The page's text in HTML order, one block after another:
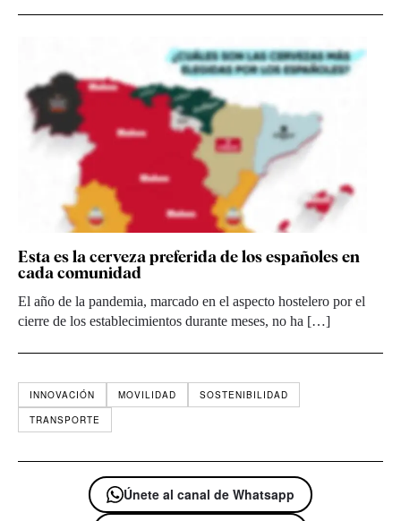
Esta es la cerveza preferida de los españoles en
cada comunidad
El año de la pandemia, marcado en el aspecto hostelero por el
cierre de los establecimientos durante meses, no ha […]
INNOVACIÓN MOVILIDAD
SOSTENIBILIDAD
TRANSPORTE
Únete al canal de Whatsapp